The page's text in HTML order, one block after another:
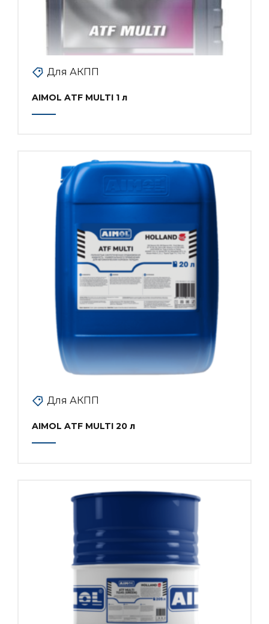
Для АКПП
AIMOL ATF MULTI 1 л
Для АКПП
AIMOL ATF MULTI 20 л